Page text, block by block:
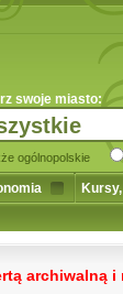
swoje miasto:
ogólnopolskie
archiwalną